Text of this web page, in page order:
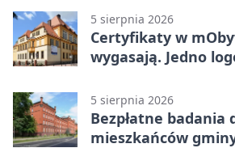
5 sierpnia 2026
Certyfikaty w
wygasają. Jedno
5 sierpnia 2026
Bezpłatne badania
mieszkańców